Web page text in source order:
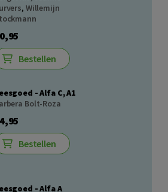
, Willemijn
Bestellen
- Alfa C, A1
Bolt-Roza
Bestellen
- Alfa A